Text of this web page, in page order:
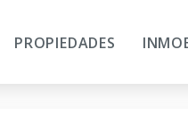
PROPIEDADES